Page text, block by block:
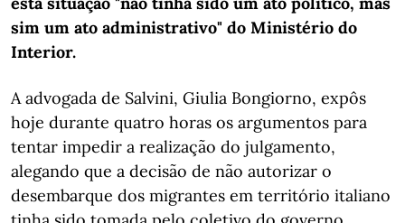
sim um ato administrativo" do Ministério do
Interior.
A advogada de Salvini, Giulia Bongiorno, expôs
hoje durante quatro horas os argumentos para
tentar impedir a realização do julgamento,
alegando que a decisão de não autorizar o
desembarque dos migrantes em território italiano